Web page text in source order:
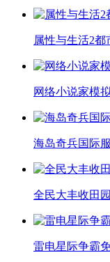
属性与生活2都
网络小说家模
海岛奇兵国际
全民大丰收田
雷电星际争霸